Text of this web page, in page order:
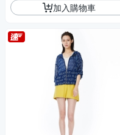
加入購物車